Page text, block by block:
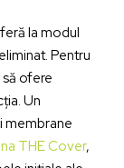
la modul
Pentru
ofere
Un
membrane
THE Cover,